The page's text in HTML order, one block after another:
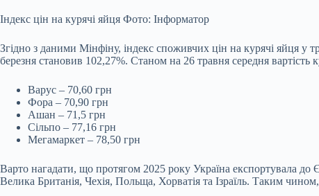
Індекс цін на курячі яйця Фото: Інформатор
Згідно з даними Мінфіну, індекс споживчих цін на курячі яйця у
березня становив 102,27%. Станом на 26 травня середня
Варус – 70,60 грн
Фора – 70,90 грн
Ашан – 71,5 грн
Сільпо – 77,16 грн
Мегамаркет – 78,50 грн
Варто нагадати, що протягом 2025 року Україна експортувала
Велика Британія, Чехія, Польща, Хорватія та Ізраїль. Таким